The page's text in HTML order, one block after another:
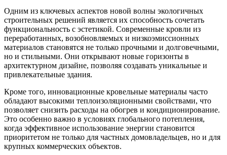
Одним из ключевых аспектов новой волны экологичных
строительных решений является их способность сочетать
функциональность с эстетикой. Современные кровли из
переработанных, возобновляемых и низкоэмиссионных
материалов становятся не только прочными и долговечными,
но и стильными. Они открывают новые горизонты в
архитектурном дизайне, позволяя создавать уникальные и
привлекательные здания.
Кроме того, инновационные кровельные материалы часто
обладают высокими теплоизоляционными свойствами, что
позволяет снизить расходы на обогрев и кондиционирование.
Это особенно важно в условиях глобального потепления,
когда эффективное использование энергии становится
приоритетом не только для частных домовладельцев, но и для
крупных коммерческих объектов.